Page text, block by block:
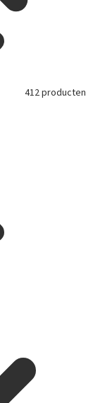
412 producten